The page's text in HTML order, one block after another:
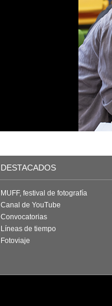
DESTACADOS
MUFF, festival de fotografía
Canal de YouTube
Convocatorias
Líneas de tiempo
Fotoviaje